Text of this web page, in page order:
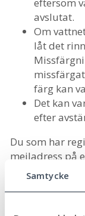
Samtycke
eftersom
avslutat.
Om
låt det
färg kan
Det kan
efter
Du som har
mejladress på
kommunens